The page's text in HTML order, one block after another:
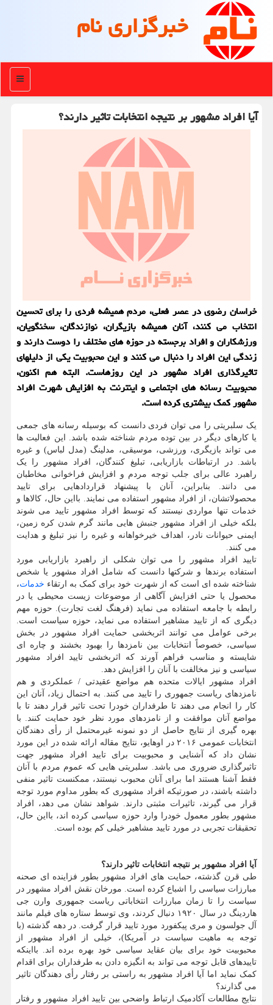
خبرگزاری نام
منو
آیا افراد مشهور بر نتیجه انتخابات تاثیر دارند؟
خراسان رضوی در عصر فعلی، مردم همیشه فردی را برای تحسین
انتخاب می کنند، آنان همیشه بازیگران، نوازندگان، سخنگویان،
ورزشکاران و افراد برجسته در حوزه های مختلف را دوست دارند و
زندگی این افراد را دنبال می کنند و این محبوبیت یکی از دلیلهای
تاثیرگذاری افراد مشهور در این روزهاست. البته هم اکنون،
محبوبیت رسانه های اجتماعی و اینترنت به افزایش شهرت افراد
مشهور کمک بیشتری کرده است.
یک سلبریتی را می توان فردی دانست که بوسیله رسانه های جمعی
یا کارهای دیگر در بین توده مردم شناخته شده باشد. این فعالیت ها
می تواند بازیگری، ورزشی، موسیقی، مدلینگ (مدل لباس) و غیره
باشد. در ارتباطات بازاریابی، تبلیغ کنندگان، افراد مشهور را یک
راهبرد عالی برای جلب توجه مردم و افزایش فراخوانی مخاطبان
می دانند. بنابراین، آنان با پیشنهاد قراردادهایی برای تایید
محصولاتشان، از افراد مشهور استفاده می نمایند. بااین حال، کالاها و
خدمات تنها مواردی نیستند که توسط افراد مشهور تایید می شوند
بلکه خیلی از افراد مشهور جنبش هایی مانند گرم شدن کره زمین،
ایمنی حیوانات نادر، اهداف خیرخواهانه و غیره را نیز تبلیغ و هدایت
می کنند.
تایید افراد مشهور را می توان شکلی از راهبرد بازاریابی مورد
استفاده برندها و شرکتها دانست که شامل افراد مشهور یا شخص
شناخته شده ای است که از شهرت خود برای کمک به ارتقاء خدمات،
محصول یا حتی افزایش آگاهی از موضوعات زیست محیطی یا در
رابطه با جامعه استفاده می نماید (فرهنگ لغت تجارت). حوزه مهم
دیگری که از تایید مشاهیر استفاده می نماید، حوزه سیاست است.
برخی عوامل می توانند اثربخشی حمایت افراد مشهور در بخش
سیاسی، خصوصاً انتخابات بین نامزدها را بهبود بخشند و چاره ای
شایسته و مناسب فراهم آورند که اثربخشی تایید افراد مشهور
سیاسی و نیز مخالفت با آنان را افزایش دهد.
افراد مشهور ایالات متحده هم مواضع عقیدتی / عملکردی و هم
نامزدهای ریاست جمهوری را تایید می کنند. به احتمال زیاد، آنان این
کار را انجام می دهند تا طرفداران خودرا تحت تاثیر قرار دهند تا با
مواضع آنان موافقت و از نامزدهای مورد نظر خود حمایت کنند. با
بهره گیری از نتایج حاصل از دو نمونه غیرمحتمل از رأی دهندگان
انتخابات عمومی ۲۰۱۶ در اوهایو، نتایج مقاله ارائه شده در این مورد
نشان داد که آشنایی و محبوبیت برای تایید افراد مشهور جهت
تاثیرگذاری ضروری می باشد. سلبریتی هایی که عموم مردم با آنان
فقط آشنا هستند اما برای آنان محبوب نیستند، ممکنست تاثیر منفی
داشته باشند، در صورتیکه افراد مشهوری که بطور مداوم مورد توجه
قرار می گیرند، تاثیرات مثبتی دارند. شواهد نشان می دهد، افراد
مشهور بطور معمول خودرا وارد حوزه سیاسی کرده اند، بااین حال،
تحقیقات تجربی در مورد تایید مشاهیر خیلی کم بوده است.
آیا افراد مشهور بر نتیجه انتخابات تاثیر دارند؟
طی قرن گذشته، حمایت های افراد مشهور بطور فزاینده ای صحنه
مبارزات سیاسی را اشباع کرده است. مورخان نقش افراد مشهور در
سیاست را تا زمان مبارزات انتخاباتی ریاست جمهوری وارن جی
هاردینگ در سال ۱۹۲۰ دنبال کردند، وی توسط ستاره های فیلم مانند
آل جولسون و مری پیکفورد مورد تایید قرار گرفت. در دهه گذشته (با
توجه به ماهیت سیاست در آمریکا)، خیلی از افراد مشهور از
محبوبیت خود برای بیان عقاید سیاسی خود بهره برده اند. بااینکه
تاییدهای قابل توجه می تواند به انگیزه دادن به طرفداران برای اقدام
کمک نماید اما آیا افراد مشهور به راستی بر رفتار رأی دهندگان تاثیر
می گذارند؟
نتایج مطالعات آکادمیک ارتباط واضحی بین تایید افراد مشهور و رفتار